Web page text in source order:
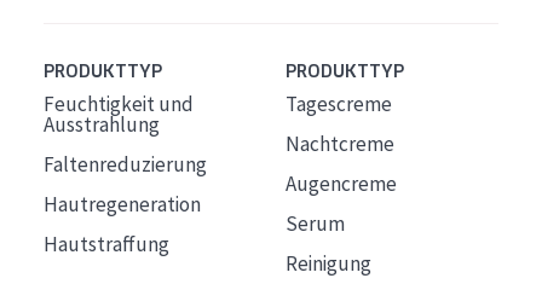
PRODUKTTYP
Feuchtigkeit und
Ausstrahlung
Faltenreduzierung
Hautregeneration
Hautstraffung
PRODUKTTYP
Tagescreme
Nachtcreme
Augencreme
Serum
Reinigung